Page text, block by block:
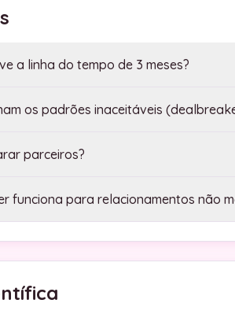
a linha do tempo de 3 meses?
os padrões inaceitáveis
parceiros?
funciona para relacionamentos não